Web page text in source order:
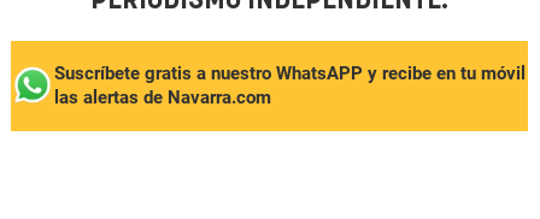
Suscríbete gratis a nuestro WhatsAPP y recibe en tu móvil
las alertas de Navarra.com